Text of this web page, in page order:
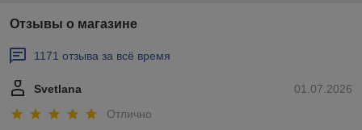
Отзывы о магазине
1171 отзыва за всё время
01.07.2026
Svetlana
Отлично